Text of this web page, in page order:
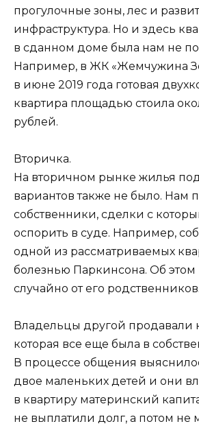
прогулочные зоны, лес и
инфраструктура. Но и здесь
в сданном доме была нам не
Например, в ЖК «Жемчужина
в июне 2019 года готовая
квартира площадью стоила
рублей.
Вторичка.
На вторичном рынке жилья
вариантов также не было. Нам
собственники, сделки с
оспорить в суде. Например,
одной из рассматриваемых
болезнью Паркинсона. Об этом
случайно от его родственников.
Владельцы другой продавали
которая все еще была в
В процессе общения
двое маленьких детей и они
в квартиру материнский
не выплатили долг, а потом не